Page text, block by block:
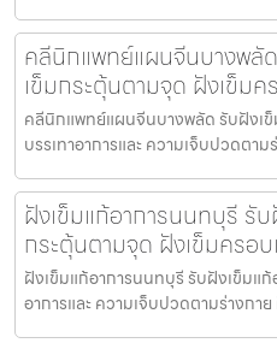
คลีนิกแพทย์แผนจีนบางพลั
เข็มกระตุ้นตามจุด ฝังเข็ม
คลีนิกแพทย์แผนจีนบางพลัด รับฝังเ
บรรเทาอาการและ ความเจ็บปวดต
ฝังเข็มแก้อาการนนทบุรี รับ
กระตุ้นตามจุด ฝังเข็มครอ
ฝังเข็มแก้อาการนนทบุรี รับฝังเข็มแ
อาการและ ความเจ็บปวดตามร่างกา